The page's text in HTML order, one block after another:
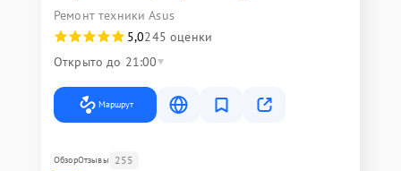
Ремонт техники Asus
5,0245 оценки
Открыто до 21:00
Маршрут
ОбзорОтзывы 255